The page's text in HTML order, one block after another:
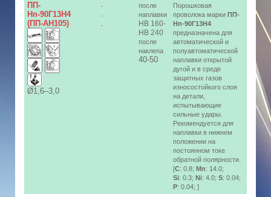
ПП-
Нп-90Г13Н4
(ПП-АН105)
Ø1,6–3,0
-
-
-
после
наплавки
HB 160-
HB 240
после
наклепа
40-50
Порошковая
проволока марки ПП-
Нп-90Г13Н4
предназначена для
автоматической и
полуавтоматической
наплавки открытой
дугой и в среде
защитных газов
износостойкого слоя
на детали,
испытывающие
сильные удары.
Рекомендуется для
наплавки в нижнем
положении на
постоянном токе
обратной полярности.
[C: 0.8; Mn: 14.0;
Si: 0.3; Ni: 4.0; S: 0.04;
P: 0.04; ]